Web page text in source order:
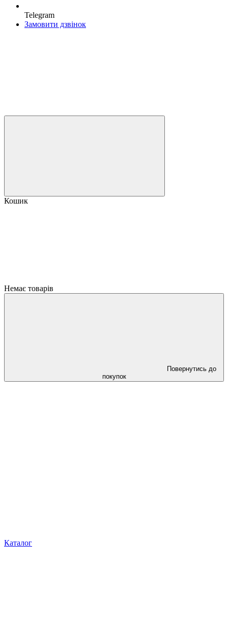
Telegram
Замовити дзвінок
Кошик
Немає товарів
Повернутись до
покупок
Каталог